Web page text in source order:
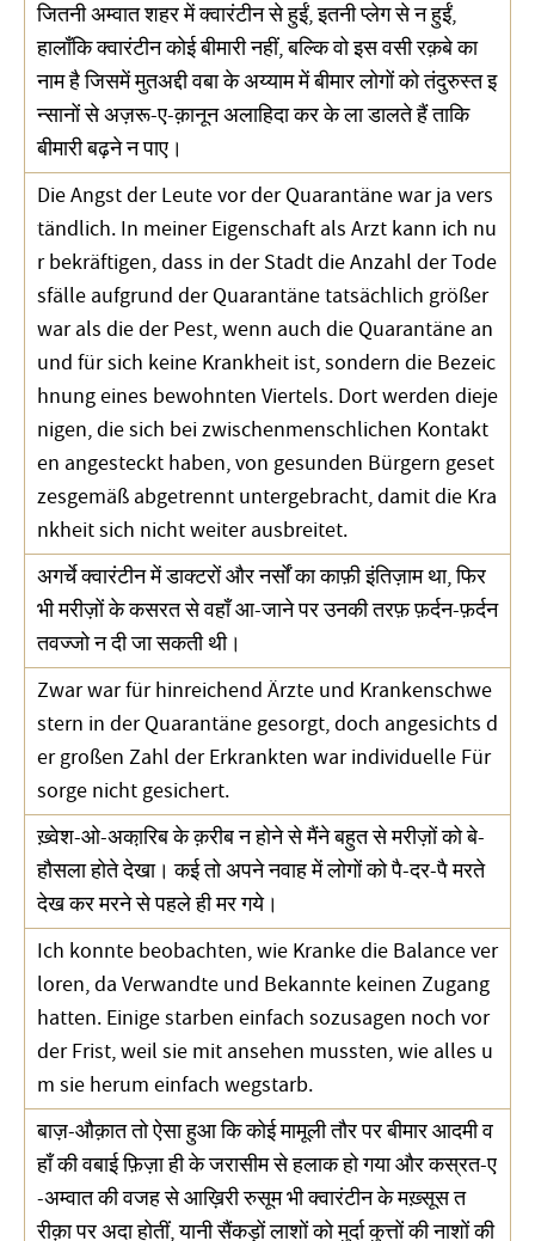
जितनी अम्वात शहर में क्वारंटीन से हुईं, इतनी प्लेग से न हुईं,
हालाँकि क्वारंटीन कोई बीमारी नहीं, बल्कि वो इस वसी रक़बे का
नाम है जिसमें मुतअद्दी वबा के अय्याम में बीमार लोगों को तंदुरुस्त इ
न्सानों से अज़रू-ए-क़ानून अलाहिदा कर के ला डालते हैं ताकि
बीमारी बढ़ने न पाए।
Die Angst der Leute vor der Quarantäne war ja vers
tändlich. In meiner Eigenschaft als Arzt kann ich nu
r bekräftigen, dass in der Stadt die Anzahl der Tode
sfälle aufgrund der Quarantäne tatsächlich größer
war als die der Pest, wenn auch die Quarantäne an
und für sich keine Krankheit ist, sondern die Bezeic
hnung eines bewohnten Viertels. Dort werden dieje
nigen, die sich bei zwischenmenschlichen Kontakt
en angesteckt haben, von gesunden Bürgern geset
zesgemäß abgetrennt untergebracht, damit die Kra
nkheit sich nicht weiter ausbreitet.
अगर्चे क्वारंटीन में डाक्टरों और नर्सों का काफ़ी इंतिज़ाम था, फिर
भी मरीज़ों के कसरत से वहाँ आ-जाने पर उनकी तरफ़ फ़र्दन-फ़र्दन
तवज्जो न दी जा सकती थी।
Zwar war für hinreichend Ärzte und Krankenschwe
stern in der Quarantäne gesorgt, doch angesichts d
er großen Zahl der Erkrankten war individuelle Für
sorge nicht gesichert.
ख़्वेश-ओ-अका़रिब के क़रीब न होने से मैंने बहुत से मरीज़ों को बे-
हौसला होते देखा। कई तो अपने नवाह में लोगों को पै-दर-पै मरते
देख कर मरने से पहले ही मर गये।
Ich konnte beobachten, wie Kranke die Balance ver
loren, da Verwandte und Bekannte keinen Zugang
hatten. Einige starben einfach sozusagen noch vor
der Frist, weil sie mit ansehen mussten, wie alles u
m sie herum einfach wegstarb.
बाज़-औक़ात तो ऐसा हुआ कि कोई मामूली तौर पर बीमार आदमी व
हाँ की वबाई फ़िज़ा ही के जरासीम से हलाक हो गया और कस्रत-ए
-अम्वात की वजह से आख़िरी रुसूम भी क्वारंटीन के मख़्सूस त
रीक़ा पर अदा होतीं, यानी सैंकड़ों लाशों को मुर्दा कुत्तों की नाशों की